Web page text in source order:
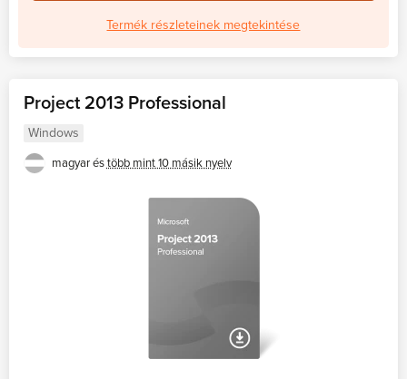
Termék részleteinek megtekintése
Project 2013 Professional
Windows
magyar éstöbb mint 10 másik nyelv